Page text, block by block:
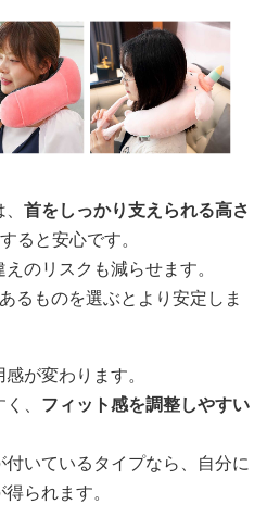
首をしっかり支えられる高さ
ると安心です。
のリスクも減らせます。
るものを選ぶとより安定しま
が変わります。
、 フィット感を調整しやすい
いているタイプなら、自分に
られます。